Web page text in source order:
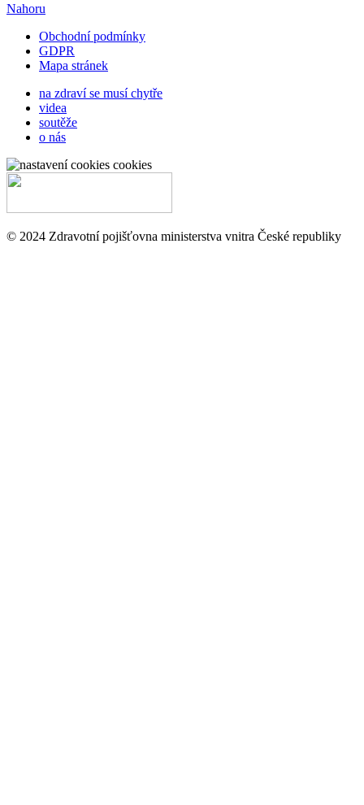
Nahoru
Obchodní podmínky
GDPR
Mapa stránek
na zdraví se musí chytře
videa
soutěže
o nás
cookies
© 2024 Zdravotní pojišťovna ministerstva vnitra České republiky